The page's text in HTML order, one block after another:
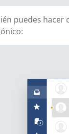
puedes hacer